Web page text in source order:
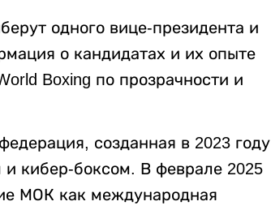
одного вице-президента и
о кандидатах и их опыте
Boxing по прозрачности и
созданная в 2023 году
кибер-боксом. В феврале 2025
МОК как международная